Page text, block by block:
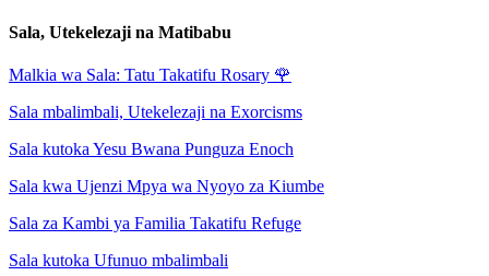
Sala, Utekelezaji na Matibabu
Malkia wa Sala: Tatu Takatifu Rosary 🌹
Sala mbalimbali, Utekelezaji na Exorcisms
Sala kutoka Yesu Bwana Punguza Enoch
Sala kwa Ujenzi Mpya wa Nyoyo za Kiumbe
Sala za Kambi ya Familia Takatifu Refuge
Sala kutoka Ufunuo mbalimbali